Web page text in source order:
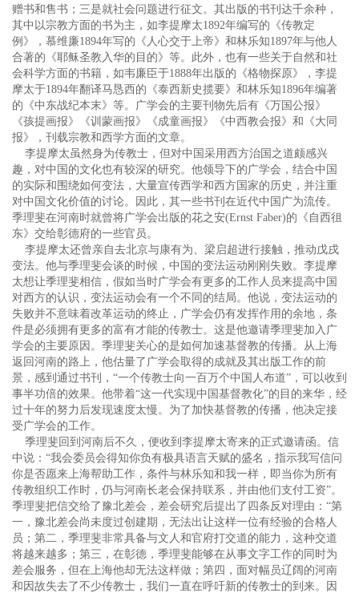
赠书和售书；三是就社会问题进行征文。其出版的书刊达千余种，
其中以宗教方面的书为主，如李提摩太1892年编写的《传教定
例》，慕维廉1894年写的《人心交于上帝》和林乐知1897年与他人
合著的《耶稣圣教入华的目的》等。此外，也有一些关于自然和社
会科学方面的书籍，如韦廉臣于1888年出版的《格物探原》，李提
摩太于1894年翻译马恳西的《泰西新史揽要》和林乐知1896年编著
的《中东战纪本末》等。广学会的主要刊物先后有《万国公报》
《孩提画报》《训蒙画报》《成童画报》《中西教会报》和《大同
报》，刊载宗教和西学方面的文章。
李提摩太虽然身为传教士，但对中国采用西方治国之道颇感兴
趣，对中国的文化也有较深的研究。他领导下的广学会，结合中国
的实际和围绕如何变法，大量宣传西学和西方国家的历史，并注重
对中国文化价值的讨论。因此，其一些书刊在近代中国广为流传。
季理斐在河南时就曾将广学会出版的花之安(Ernst Faber)的《自西徂
东》交给彰德府的一些官员。
李提摩太还曾亲自去北京与康有为、梁启超进行接触，推动戊戌
变法。他与季理斐会谈的时候，中国的变法运动刚刚失败。李提摩
太想让季理斐相信，假如当时广学会有更多的工作人员来提高中国
对西方的认识，变法运动会有一个不同的结局。他说，变法运动的
失败并不意味着改革运动的终止，广学会仍有发挥作用的余地，条
件是必须拥有更多的富有才能的传教士。这是他邀请季理斐加入广
学会的主要原因。季理斐关心的是如何加速基督教的传播。从上海
返回河南的路上，他估量了广学会取得的成就及其出版工作的前
景，感到通过书刊，“一个传教士向一百万个中国人布道”，可以收到
事半功倍的效果。他带着“这一代实现中国基督教化”的目的来华，经
过十年的努力后发现速度太慢。为了加快基督教的传播，他决定接
受广学会的工作。
季理斐回到河南后不久，便收到李提摩太寄来的正式邀请函。信
中说：“我会委员会得知你负有极具语言天赋的盛名，指示我写信问
你是否愿来上海帮助工作，条件与林乐知和我一样，即当你为所有
传教组织工作时，仍与河南长老会保持联系，并由他们支付工资”。
季理斐把信交给了豫北差会，差会研究后提出了四条反对理由：“第
一，豫北差会尚未度过创建期，无法出让这样一位有经验的合格人
员；第二，季理斐非常具备与文人和官府打交道的能力，这种交道
将越来越多；第三，在彰德，季理斐能够在从事文字工作的同时为
差会服务，但在上海他却无法这样做；第四，面对幅员辽阔的河南
和因故失去了不少传教士，我们一直在呼吁新的传教士的到来。因